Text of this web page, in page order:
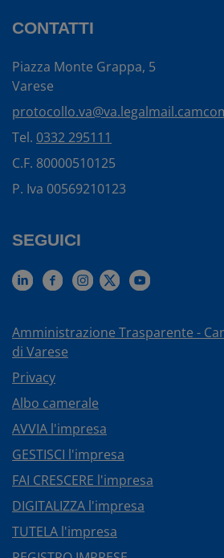
CONTATTI
Piazza Monte Grappa, 5
Varese
Tel. 0332 295111
C.F. 80000510125
P. Iva 00569210123
SEGUICI
Amministrazione Trasparente -
di Varese
Privacy
Albo camerale
AVVIA l'impresa
GESTISCI l'impresa
FAI CRESCERE l'impresa
DIGITALIZZA l'impresa
TUTELA l'impresa